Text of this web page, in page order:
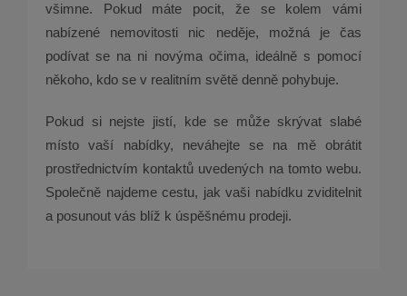
všimne. Pokud máte pocit, že se kolem vámi
nabízené nemovitosti nic neděje, možná je čas
podívat se na ni novýma očima, ideálně s pomocí
někoho, kdo se v realitním světě denně pohybuje.
Pokud si nejste jistí, kde se může skrývat slabé
místo vaší nabídky, neváhejte se na mě obrátit
prostřednictvím kontaktů uvedených na tomto webu.
Společně najdeme cestu, jak vaši nabídku zviditelnit
a posunout vás blíž k úspěšnému prodeji.